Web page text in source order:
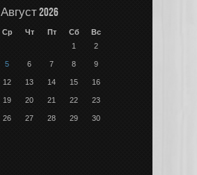
Август 2026
Ср Чт Пт Сб
Вс
1
2
5 6 7 8 9
12 13 14 15 16
19 20 21 22 23
26 27 28 29 30